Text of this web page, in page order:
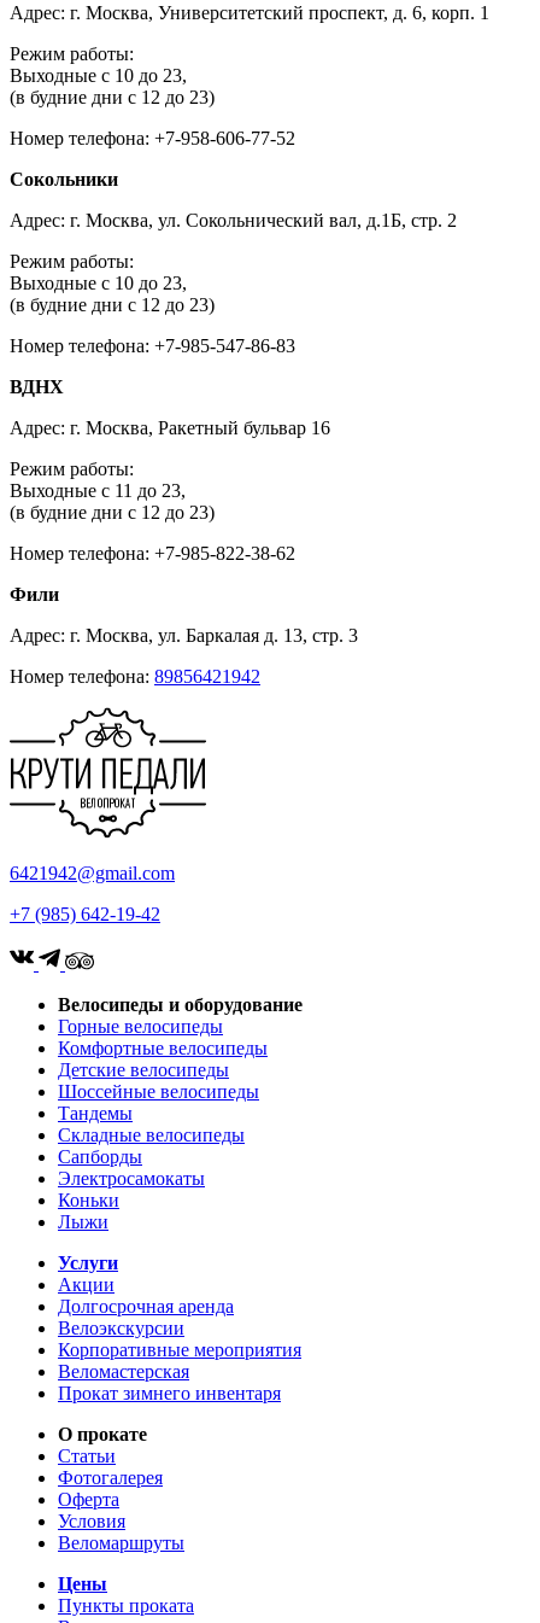
Адрес: г. Москва, Университетский проспект, д. 6, корп. 1
Режим работы:
Выходные с 10 до 23,
(в будние дни с 12 до 23)
Номер телефона: +7-958-606-77-52
Сокольники
Адрес: г. Москва, ул. Сокольнический вал, д.1Б, стр. 2
Режим работы:
Выходные с 10 до 23,
(в будние дни с 12 до 23)
Номер телефона: +7-985-547-86-83
ВДНХ
Адрес: г. Москва, Ракетный бульвар 16
Режим работы:
Выходные с 11 до 23,
(в будние дни с 12 до 23)
Номер телефона: +7-985-822-38-62
Фили
Адрес: г. Москва, ул. Баркалая д. 13, стр. 3
Номер телефона: 89856421942
6421942@gmail.com
+7 (985) 642-19-42
Велосипеды и оборудование
Горные велосипеды
Комфортные велосипеды
Детские велосипеды
Шоссейные велосипеды
Тандемы
Складные велосипеды
Сапборды
Электросамокаты
Коньки
Лыжи
Услуги
Акции
Долгосрочная аренда
Велоэкскурсии
Корпоративные мероприятия
Веломастерская
Прокат зимнего инвентаря
О прокате
Статьи
Фотогалерея
Оферта
Условия
Веломаршруты
Цены
Пункты проката